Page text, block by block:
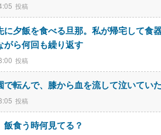
に夕飯を食べる旦那。私が帰宅して食
がら何回も繰り返す
で転んで、膝から血を流して泣いてい
食う時何見てる？